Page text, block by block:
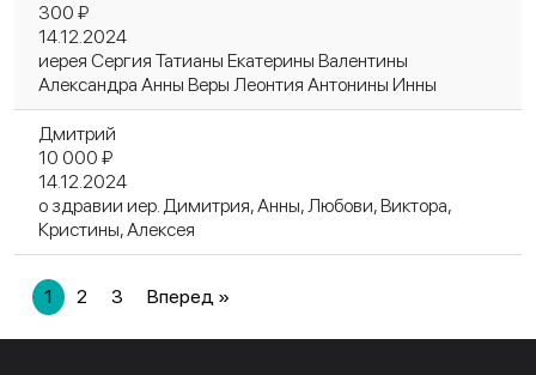
300 ₽
14.12.2024
иерея Сергия Татианы Екатерины Валентины
Александра Анны Веры Леонтия Антонины Инны
Дмитрий
10 000 ₽
14.12.2024
о здравии иер. Димитрия, Анны, Любови, Виктора,
Кристины, Алексея
1 2 3 Вперед »